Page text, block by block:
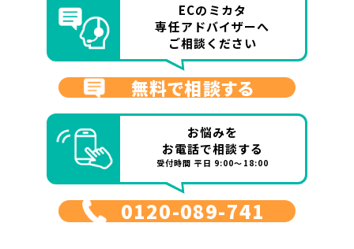
ECのミカタ
専任アドバイザーへ
ご相談ください
無料で相談する
お悩みを
お電話で相談する
受付時間 平日 9:00～18:00
0120-089-741